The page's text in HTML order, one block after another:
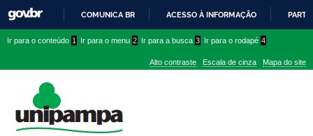
PARA
CONTEÚDO
COMUNICA BR ACESSO À INFORMAÇÃO
conteúdo
menu
superior
menu
Ir para o conteúdo 1 Ir para o menu 2 Ir para a busca 3 Ir para o rodapé 4
Alto contraste Escala de cinza Mapa do site